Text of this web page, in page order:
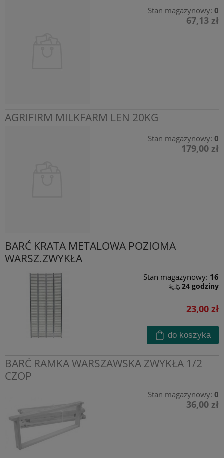
Stan magazynowy: 0
67,13 zł
AGRIFIRM MILKFARM LEN 20KG
Stan magazynowy: 0
179,00 zł
BARĆ KRATA METALOWA POZIOMA
WARSZ.ZWYKŁA
Stan magazynowy: 16
24 godziny
23,00 zł
do koszyka
BARĆ RAMKA WARSZAWSKA ZWYKŁA 1/2
CZOP
Stan magazynowy: 0
36,00 zł